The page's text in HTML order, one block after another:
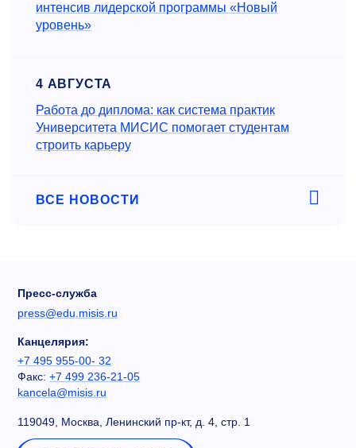
интенсив лидерской программы «Новый
уровень»
4 АВГУСТА
Работа до диплома: как система практик
Университета МИСИС помогает студентам
строить карьеру
ВСЕ НОВОСТИ
Пресс-служба
press@edu.misis.ru
Канцелярия:
+7 495 955-00- 32
Факс: +7 499 236-21-05
kancela@misis.ru
119049, Москва, Ленинский пр-кт, д. 4, стр. 1